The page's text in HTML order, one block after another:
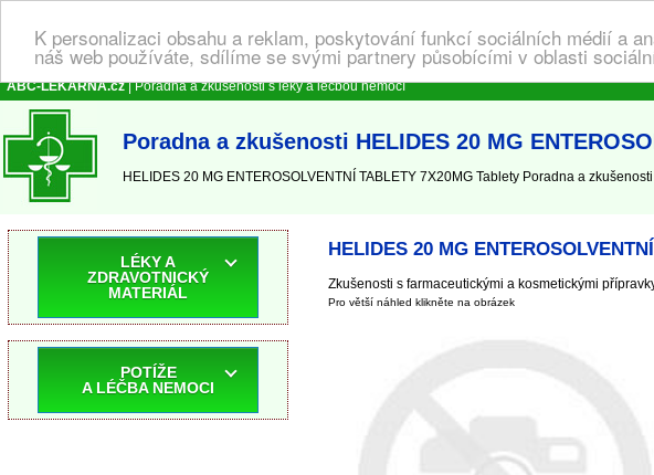
K personalizaci obsahu a reklam, poskytování funkcí sociálních médií a
náš web používáte, sdílíme se svými partnery působícími v oblasti
ABC-LEKARNA.cz| Poradna a zkušenosti s léky a léčbou nemocí
Poradna a zkušenosti HELIDES 20 MG
HELIDES 20 MG ENTEROSOLVENTNÍ TABLETY 7X20MG Tablety Poradna a
HELIDES 20 MG
Zkušenosti s farmaceutickými a kosmetickými
Pro větší náhled klikněte na obrázek
LÉKY A
ZDRAVOTNICKÝ
MATERIÁL
POTÍŽE
A LÉČBA NEMOCI